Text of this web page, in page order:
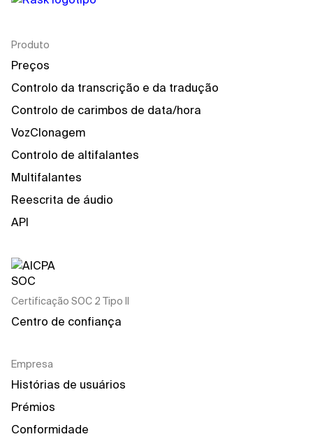
Produto
Preços
Controlo da transcrição e da tradução
Controlo de carimbos de data/hora
VozClonagem
Controlo de altifalantes
Multifalantes
Reescrita de áudio
API
Certificação SOC 2 Tipo II
Centro de confiança
Empresa
Histórias de usuários
Prémios
Conformidade